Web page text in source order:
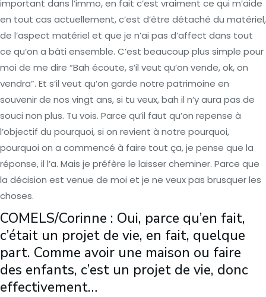
important dans l’immo, en fait c’est vraiment ce qui m’aide
en tout cas actuellement, c’est d’être détaché du matériel,
de l’aspect matériel et que je n’ai pas d’affect dans tout
ce qu’on a bâti ensemble. C’est beaucoup plus simple pour
moi de me dire “Bah écoute, s’il veut qu’on vende, ok, on
vendra”. Et s’il veut qu’on garde notre patrimoine en
souvenir de nos vingt ans, si tu veux, bah il n’y aura pas de
souci non plus. Tu vois. Parce qu’il faut qu’on repense à
l’objectif du pourquoi, si on revient à notre pourquoi,
pourquoi on a commencé à faire tout ça, je pense que la
réponse, il l’a. Mais je préfère le laisser cheminer. Parce que
la décision est venue de moi et je ne veux pas brusquer les
choses.
COMELS/Corinne : Oui, parce qu’en fait,
c’était un projet de vie, en fait, quelque
part. Comme avoir une maison ou faire
des enfants, c’est un projet de vie, donc
effectivement…